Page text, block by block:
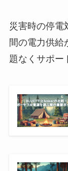
災害時の停電
間の電力供給
題なくサポー